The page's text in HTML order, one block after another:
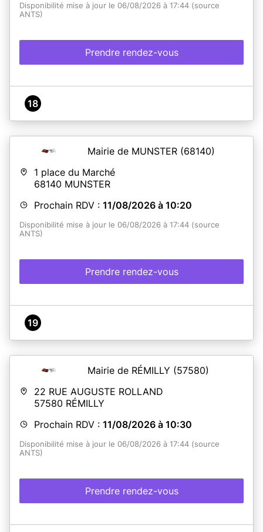
Disponibilité mise à jour le 06/08/2026 à 17:44 (source
ANTS)
Prendre rendez-vous
18
Mairie de MUNSTER (68140)
1 place du Marché
68140 MUNSTER
Prochain RDV : 11/08/2026 à 10:20
Disponibilité mise à jour le 06/08/2026 à 17:44 (source
ANTS)
Prendre rendez-vous
19
Mairie de RÉMILLY (57580)
22 RUE AUGUSTE ROLLAND
57580 RÉMILLY
Prochain RDV : 11/08/2026 à 10:30
Disponibilité mise à jour le 06/08/2026 à 17:44 (source
ANTS)
Prendre rendez-vous